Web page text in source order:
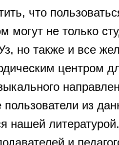
что
могут не только
но также и все
центром
пользователи из
нашей
и